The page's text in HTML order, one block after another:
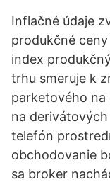
Inflačné údaje
produkčné
index
trhu smeruje k
parketového na
na
telefón
obchodovanie
sa broker